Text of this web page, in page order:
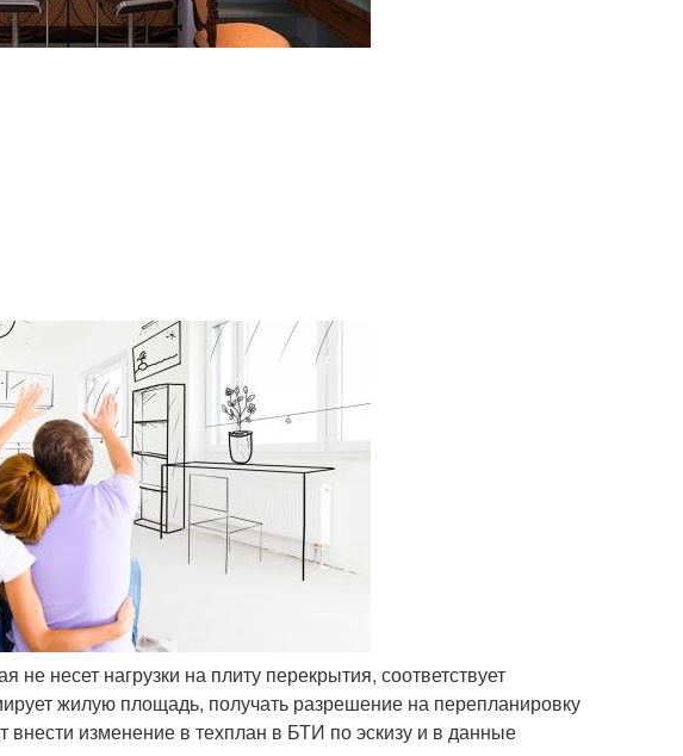
не несет нагрузки на плиту перекрытия, соответствует
жилую площадь, получать разрешение на перепланировку
внести изменение в техплан в БТИ по эскизу и в данные